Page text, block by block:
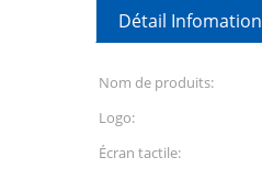
Détail Infomation
Nom de produits:
Logo:
Écran tactile: